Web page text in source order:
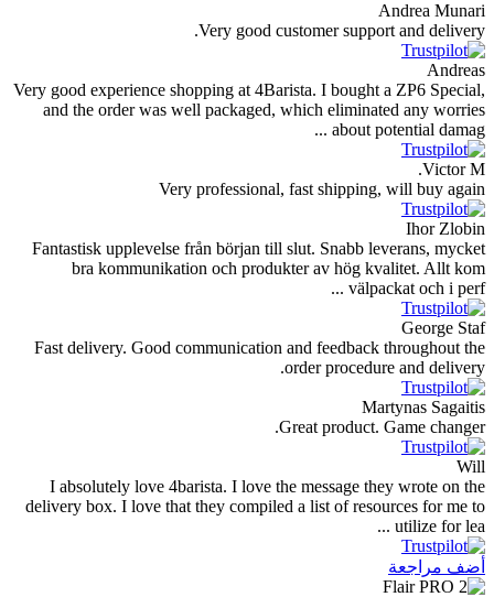
Andrea Munari
Very good customer support and delivery.
Andreas
Very good experience shopping at 4Barista. I bought a ZP6 Special,
and the order was well packaged, which eliminated any worries
about potential damag ...
Victor M.
Very professional, fast shipping, will buy again
Ihor Zlobin
Fantastisk upplevelse från början till slut. Snabb leverans, mycket
bra kommunikation och produkter av hög kvalitet. Allt kom
välpackat och i perf ...
George Staf
Fast delivery. Good communication and feedback throughout the
order procedure and delivery.
Martynas Sagaitis
Great product. Game changer.
Will
I absolutely love 4barista. I love the message they wrote on the
delivery box. I love that they compiled a list of resources for me to
utilize for lea ...
أضف مراجعة